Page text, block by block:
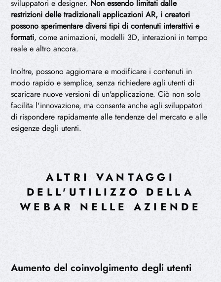
sviluppatori e designer. Non essendo limitati dalle
restrizioni delle tradizionali applicazioni AR, i creatori
possono sperimentare diversi tipi di contenuti interattivi e
formati, come animazioni, modelli 3D, interazioni in tempo
reale e altro ancora.
Inoltre, possono aggiornare e modificare i contenuti in
modo rapido e semplice, senza richiedere agli utenti di
scaricare nuove versioni di un'applicazione. Ciò non solo
facilita l'innovazione, ma consente anche agli sviluppatori
di rispondere rapidamente alle tendenze del mercato e alle
esigenze degli utenti.
ALTRI VANTAGGI
DELL'UTILIZZO DELLA
WEBAR NELLE AZIENDE
Aumento del coinvolgimento degli utenti